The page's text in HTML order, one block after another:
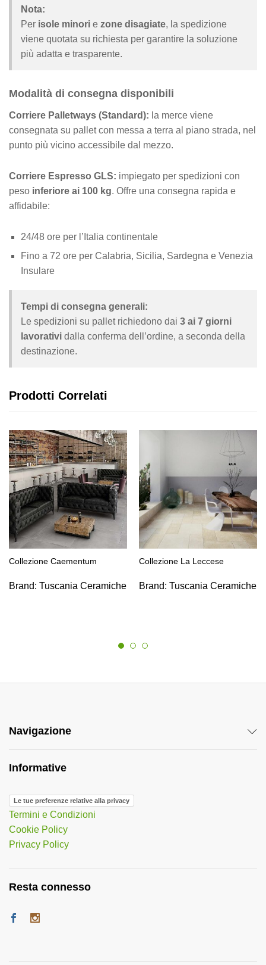
Nota:
Per isole minori e zone disagiate, la spedizione
viene quotata su richiesta per garantire la soluzione
più adatta e trasparente.
Modalità di consegna disponibili
Corriere Palletways (Standard): la merce viene
consegnata su pallet con messa a terra al piano strada, nel
punto più vicino accessibile dal mezzo.
Corriere Espresso GLS: impiegato per spedizioni con
peso inferiore ai 100 kg. Offre una consegna rapida e
affidabile:
24/48 ore per l’Italia continentale
Fino a 72 ore per Calabria, Sicilia, Sardegna e Venezia
Insulare
Tempi di consegna generali:
Le spedizioni su pallet richiedono dai 3 ai 7 giorni
lavorativi dalla conferma dell’ordine, a seconda della
destinazione.
Prodotti Correlati
Collezione Caementum
Brand: Tuscania Ceramiche
Collezione La Leccese
Brand: Tuscania Ceramiche
Navigazione
Informative
Le tue preferenze relative alla privacy
Termini e Condizioni
Cookie Policy
Privacy Policy
Resta connesso